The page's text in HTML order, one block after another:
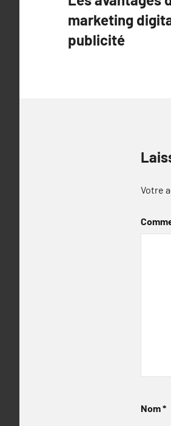
de
l’article
marketing
publicité
Votre
Nom*